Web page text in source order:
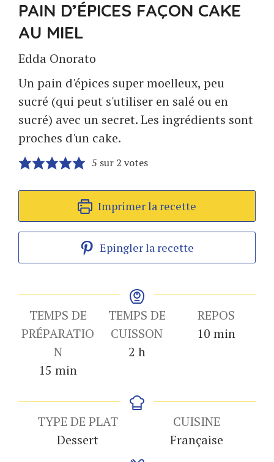
PAIN D’ÉPICES FAÇON CAKE
AU MIEL
Edda Onorato
Un pain d'épices super moelleux, peu
sucré (qui peut s'utiliser en salé ou en
sucré) avec un secret. Les ingrédients sont
proches d'un cake.
5 sur 2 votes
Imprimer la recette
Epingler la recette
TEMPS DE
PRÉPARATIO
N
15 minutes
min
TEMPS DE
CUISSON
2 heures
h
REPOS
10minutes
min
TYPE DE PLAT
Dessert
CUISINE
Française